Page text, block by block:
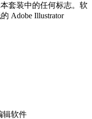
套装中的任何标志。软
Adobe Illustrator
辑软件